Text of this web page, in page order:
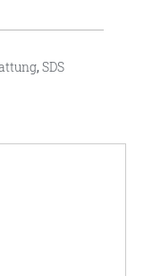
,SDS